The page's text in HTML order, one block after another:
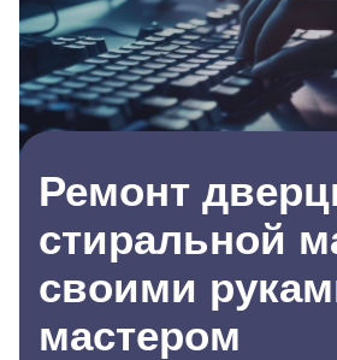
Ремонт
стиральной
своими
мастером